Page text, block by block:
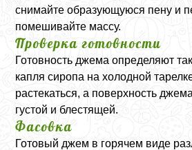
снимайте образующуюся пену и
помешивайте массу.
Проверка готовности
Готовность джема определяют
капля сиропа на холодной
растекаться, а поверхность
густой и блестящей.
Фасовка
Готовый джем в горячем виде